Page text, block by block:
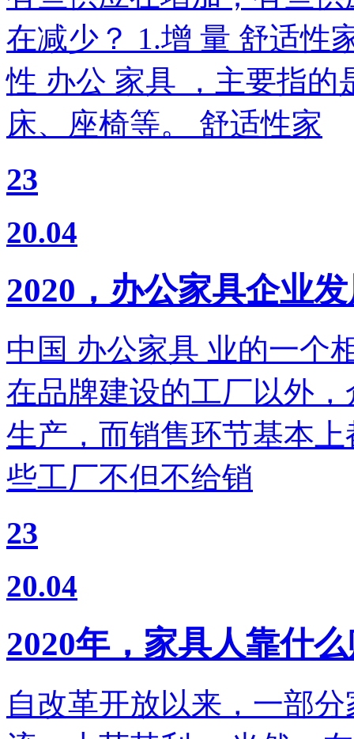
在减少？ 1.增 量 舒适性
性 办公 家具 ，主要指的
床、座椅等。 舒适性家
23
20.04
2020，办公家具企业
中国 办公家具 业的一个
在品牌建设的工厂以外
生产，而销售环节基本
些工厂不但不给销
23
20.04
2020年，家具人靠什
自改革开放以来，一部